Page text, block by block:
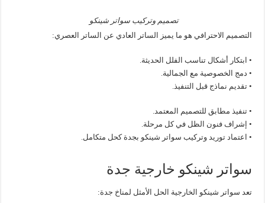
تصميم وتركيب سواتر شينكو
التصميم الاحترافي هو ما يميز الساتر العادي عن الساتر العصري:
• ابتكار أشكال تناسب الفلل الحديثة.
• دمج الخصوصية مع الجمالية.
• تقديم نماذج قبل التنفيذ.
• تنفيذ مطابق للتصميم المعتمد.
• إشراف فنون الظل في كل مرحلة.
• اعتماد توريد وتركيب سواتر شينكو بجدة كحل متكامل.
سواتر شينكو خارجية جدة
تعد سواتر شينكو الخارجية الحل الأمثل لمناخ جدة: